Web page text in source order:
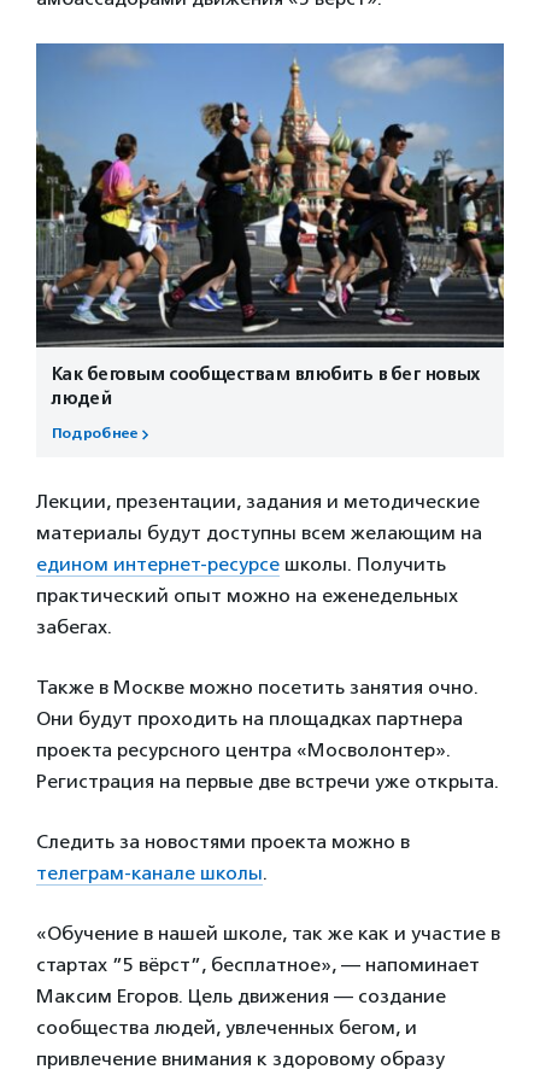
Как беговым сообществам влюбить в бег новых
людей
Подробнее
Лекции, презентации, задания и методические
материалы будут доступны всем желающим на
едином интернет-ресурсе школы. Получить
практический опыт можно на еженедельных
забегах.
Также в Москве можно посетить занятия очно.
Они будут проходить на площадках партнера
проекта ресурсного центра «Мосволонтер».
Регистрация на первые две встречи уже открыта.
Следить за новостями проекта можно в
телеграм-канале школы.
«Обучение в нашей школе, так же как и участие в
стартах ”5 вёрст”, бесплатное», — напоминает
Максим Егоров. Цель движения — создание
сообщества людей, увлеченных бегом, и
привлечение внимания к здоровому образу